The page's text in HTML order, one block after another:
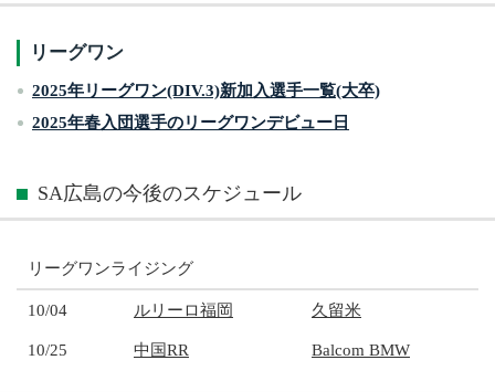
リーグワン
2025年リーグワン(DIV.3)新加入選手一覧(大卒)
2025年春入団選手のリーグワンデビュー日
SA広島の今後のスケジュール
リーグワンライジング
10/04 ルリーロ福岡 久留米
10/25 中国RR Balcom BMW